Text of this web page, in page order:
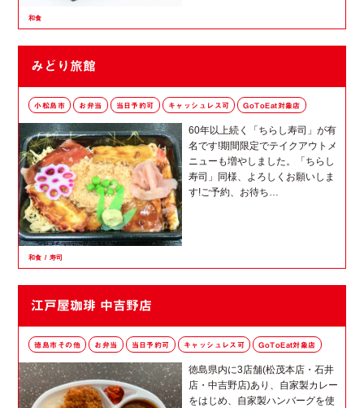
和食
みどり旅館
小松島市 お弁当 当日予約可 キャッシュレス可 GoToEat対象店
60年以上続く「ちらし寿司」が有
名です!期間限定でテイクアウトメ
ニューも増やしました。「ちらし
寿司」同様、よろしくお願いしま
す!ご予約、お待ち…
和食 寿司
江戸屋珈琲 中吉野店
徳島市その他 お弁当 当日予約可 キャッシュレス可 GoToEat対象店
徳島県内に3店舗(松茂本店・石井
店・中吉野店)あり、自家製カレー
をはじめ、自家製ハンバーグを使